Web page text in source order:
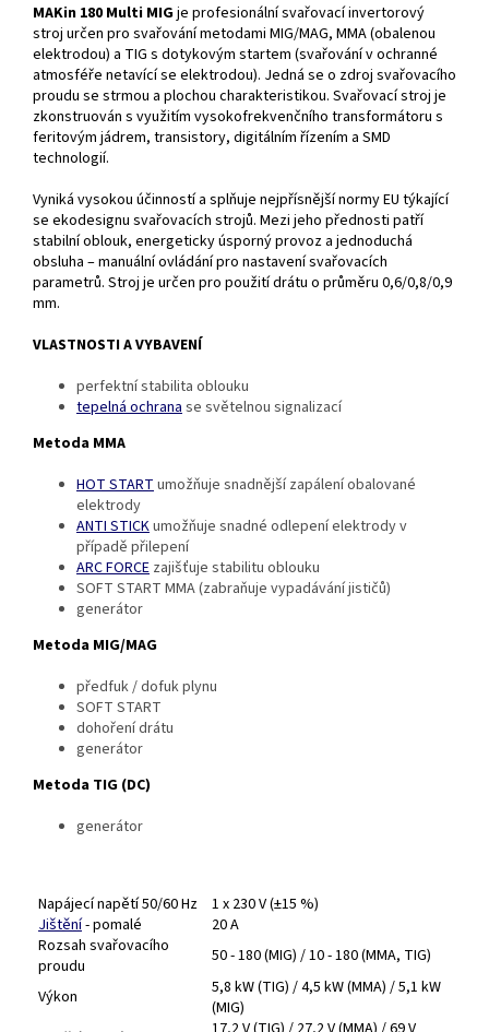
MAKin 180 Multi MIGje profesionální svařovací invertorový
stroj určen pro svařování metodami MIG/MAG, MMA (obalenou
elektrodou) a TIG s dotykovým startem (svařování v ochranné
atmosféře netavící se elektrodou). Jedná se o zdroj svařovacího
proudu se strmou a plochou charakteristikou. Svařovací stroj je
zkonstruován s využitím vysokofrekvenčního transformátoru s
feritovým jádrem, transistory, digitálním řízením a SMD
technologií.
Vyniká vysokou účinností a splňuje nejpřísnější normy EU týkající
se ekodesignu svařovacích strojů. Mezi jeho přednosti patří
stabilní oblouk, energeticky úsporný provoz a jednoduchá
obsluha – manuální ovládání pro nastavení svařovacích
parametrů. Stroj je určen pro použití drátu o průměru 0,6/0,8/0,9
mm.
VLASTNOSTI A VYBAVENÍ
perfektní stabilita oblouku
tepelná ochrana se světelnou signalizací
Metoda MMA
HOT START umožňuje snadnější zapálení obalované
elektrody
ANTI STICKumožňuje snadné odlepení elektrody v
případě přilepení
ARC FORCE zajišťuje stabilitu oblouku
SOFT START MMA (zabraňuje vypadávání jističů)
generátor
Metoda MIG/MAG
předfuk / dofuk plynu
SOFT START
dohoření drátu
generátor
Metoda TIG (DC)
generátor
Napájecí napětí 50/60 Hz
1 x 230 V (±15 %)
Jištění- pomalé
20 A
Rozsah svařovacího
proudu
50 - 180 (MIG) / 10 - 180 (MMA, TIG)
Výkon
5,8 kW (TIG) / 4,5 kW (MMA) / 5,1 kW
(MIG)